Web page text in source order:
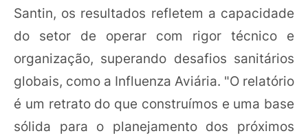
Santin, os resultados refletem a capacidade
do setor de operar com rigor técnico e
organização, superando desafios sanitários
globais, como a Influenza Aviária. "O relatório
é um retrato do que construímos e uma base
sólida para o planejamento dos próximos